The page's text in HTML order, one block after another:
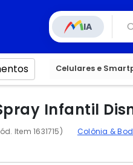
IA
Celulares e
Infantil
Item 1631715) Colônia &